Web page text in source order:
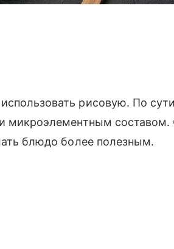
рисовую. По
микроэлементным составом.
блюдо более полезным.